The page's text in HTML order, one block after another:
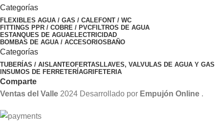
Categorías
FLEXIBLES AGUA / GAS / CALEFONT / WC
FITTINGS PPR / COBRE / PVCFILTROS DE AGUA
ESTANQUES DE AGUAELECTRICIDAD
BOMBAS DE AGUA / ACCESORIOS BAÑO
Categorías
TUBERÍAS / AISLANTEOFERTAS LLAVES, VALVULAS DE AGUA Y GAS
INSUMOS DE FERRETERÍAGRIFETERIA
Comparte
Ventas del Valle 2024 Desarrollado por Empujón Online .